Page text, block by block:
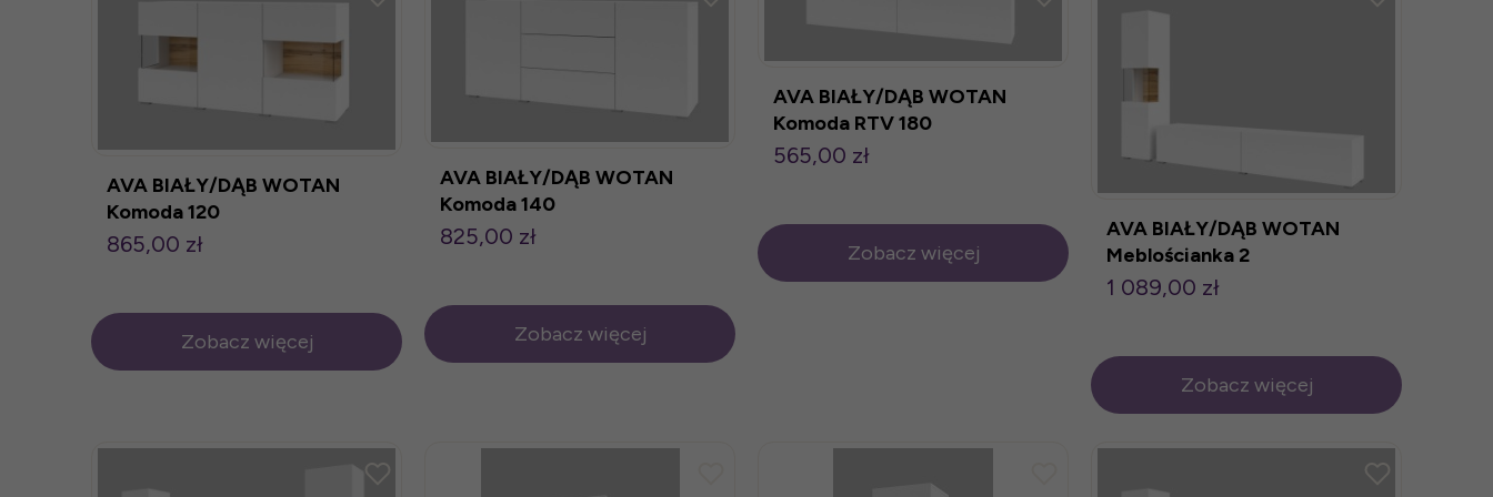
AVA BIAŁY/DĄB WOTAN
Komoda 120
865,00 zł
Zobacz więcej
AVA BIAŁY/DĄB WOTAN
Komoda 140
825,00 zł
Zobacz więcej
AVA BIAŁY/DĄB WOTAN
Komoda RTV 180
565,00 zł
Zobacz więcej
AVA BIAŁY/DĄB WOTAN
Meblościanka 2
1 089,00 zł
Zobacz więcej